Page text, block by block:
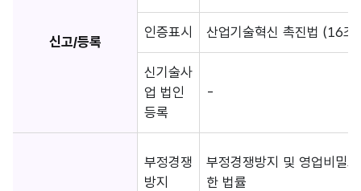
신고/등록
인증표시 산업기술혁신 촉진법 (16조)
신기술사
업 법인
등록
-
부정경쟁
방지
부정경쟁방지 및 영업비밀
한 법률